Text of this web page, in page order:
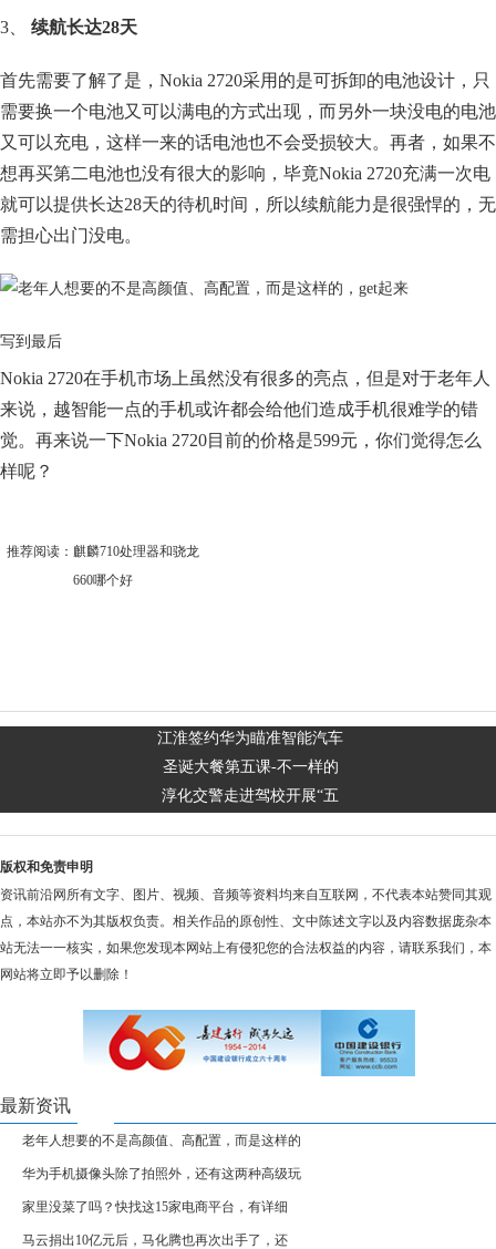
3、 续航长达28天
首先需要了解了是，Nokia 2720采用的是可拆卸的电池设计，只
需要换一个电池又可以满电的方式出现，而另外一块没电的电池
又可以充电，这样一来的话电池也不会受损较大。再者，如果不
想再买第二电池也没有很大的影响，毕竟Nokia 2720充满一次电
就可以提供长达28天的待机时间，所以续航能力是很强悍的，无
需担心出门没电。
写到最后
Nokia 2720在手机市场上虽然没有很多的亮点，但是对于老年人
来说，越智能一点的手机或许都会给他们造成手机很难学的错
觉。再来说一下Nokia 2720目前的价格是599元，你们觉得怎么
样呢？
推荐阅读： 麒麟710处理器和骁龙
660哪个好
江淮签约华为瞄准智能汽车
圣诞大餐第五课-不一样的
淳化交警走进驾校开展“五
版权和免责申明
资讯前沿网所有文字、图片、视频、音频等资料均来自互联网，不代表本站赞同其观
点，本站亦不为其版权负责。相关作品的原创性、文中陈述文字以及内容数据庞杂本
站无法一一核实，如果您发现本网站上有侵犯您的合法权益的内容，请联系我们，本
网站将立即予以删除！
最新资讯
老年人想要的不是高颜值、高配置，而是这样的
华为手机摄像头除了拍照外，还有这两种高级玩
家里没菜了吗？快找这15家电商平台，有详细
马云捐出10亿元后，马化腾也再次出手了，还